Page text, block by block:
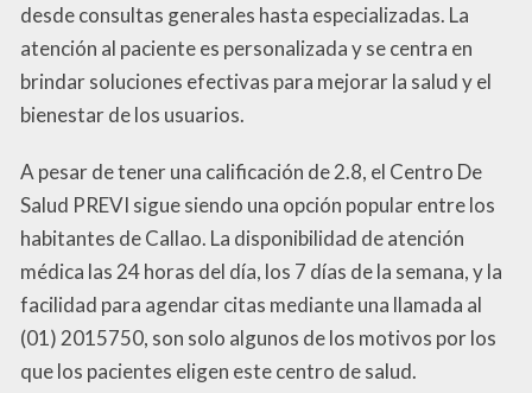
desde consultas generales hasta especializadas. La
atención al paciente es personalizada y se centra en
brindar soluciones efectivas para mejorar la salud y el
bienestar de los usuarios.
A pesar de tener una calificación de 2.8, el Centro De
Salud PREVI sigue siendo una opción popular entre los
habitantes de Callao. La disponibilidad de atención
médica las 24 horas del día, los 7 días de la semana, y la
facilidad para agendar citas mediante una llamada al
(01) 2015750, son solo algunos de los motivos por los
que los pacientes eligen este centro de salud.